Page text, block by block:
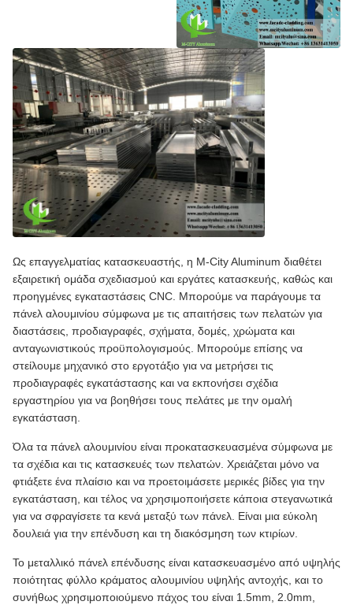
Ως επαγγελματίας κατασκευαστής, η M-City Aluminum διαθέτει
εξαιρετική ομάδα σχεδιασμού και εργάτες κατασκευής, καθώς και
προηγμένες εγκαταστάσεις CNC. Μπορούμε να παράγουμε τα
πάνελ αλουμινίου σύμφωνα με τις απαιτήσεις των πελατών για
διαστάσεις, προδιαγραφές, σχήματα, δομές, χρώματα και
ανταγωνιστικούς προϋπολογισμούς. Μπορούμε επίσης να
στείλουμε μηχανικό στο εργοτάξιο για να μετρήσει τις
προδιαγραφές εγκατάστασης και να εκπονήσει σχέδια
εργαστηρίου για να βοηθήσει τους πελάτες με την ομαλή
εγκατάσταση.
Όλα τα πάνελ αλουμινίου είναι προκατασκευασμένα σύμφωνα με
τα σχέδια και τις κατασκευές των πελατών. Χρειάζεται μόνο να
φτιάξετε ένα πλαίσιο και να προετοιμάσετε μερικές βίδες για την
εγκατάσταση, και τέλος να χρησιμοποιήσετε κάποια στεγανωτικά
για να σφραγίσετε τα κενά μεταξύ των πάνελ. Είναι μια εύκολη
δουλειά για την επένδυση και τη διακόσμηση των κτιρίων.
Το μεταλλικό πάνελ επένδυσης είναι κατασκευασμένο από υψηλής
ποιότητας φύλλο κράματος αλουμινίου υψηλής αντοχής, και το
συνήθως χρησιμοποιούμενο πάχος του είναι 1.5mm, 2.0mm,